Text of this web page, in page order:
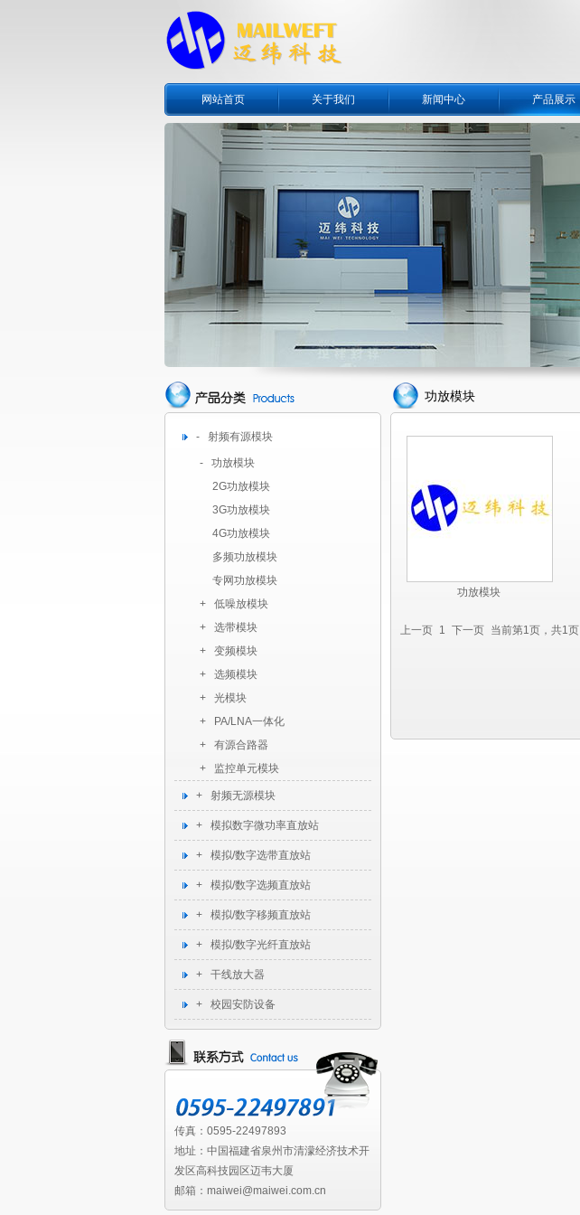
网站首页 关于我们 新闻中心 产品展示
- 射频有源模块
- 功放模块
2G功放模块
3G功放模块
4G功放模块
多频功放模块
专网功放模块
+ 低噪放模块
+ 选带模块
+ 变频模块
+ 选频模块
+ 光模块
+ PA/LNA一体化
+ 有源合路器
+ 监控单元模块
+ 射频无源模块
+ 模拟数字微功率直放站
+ 模拟/数字选带直放站
+ 模拟/数字选频直放站
+ 模拟/数字移频直放站
+ 模拟/数字光纤直放站
+ 干线放大器
+ 校园安防设备
传真：0595-22497893
地址：中国福建省泉州市清濛经济技术开
发区高科技园区迈韦大厦
邮箱：maiwei@maiwei.com.cn
功放模块
功放模块
上一页 1 下一页 当前第1页，共1页